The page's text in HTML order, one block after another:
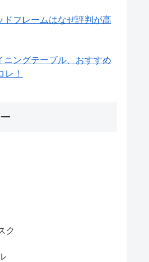
ドフレームはなぜ評判が高
ニングテーブル、おすすめ
レ！
ク